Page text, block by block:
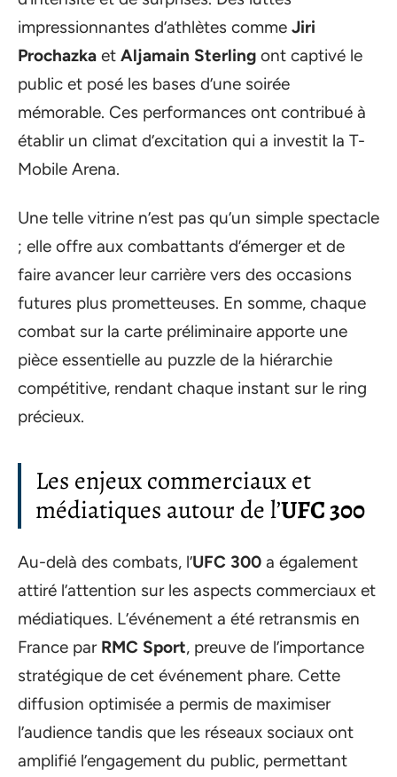
impressionnantes d’athlètes comme Jiri
Prochazka et Aljamain Sterling ont captivé le
public et posé les bases d’une soirée
mémorable. Ces performances ont contribué à
établir un climat d’excitation qui a investit la T-
Mobile Arena.
Une telle vitrine n’est pas qu’un simple spectacle
; elle offre aux combattants d’émerger et de
faire avancer leur carrière vers des occasions
futures plus prometteuses. En somme, chaque
combat sur la carte préliminaire apporte une
pièce essentielle au puzzle de la hiérarchie
compétitive, rendant chaque instant sur le ring
précieux.
Les enjeux commerciaux et
médiatiques autour de l’UFC 300
Au-delà des combats, l’UFC 300 a également
attiré l’attention sur les aspects commerciaux et
médiatiques. L’événement a été retransmis en
France par RMC Sport, preuve de l’importance
stratégique de cet événement phare. Cette
diffusion optimisée a permis de maximiser
l’audience tandis que les réseaux sociaux ont
amplifié l’engagement du public, permettant